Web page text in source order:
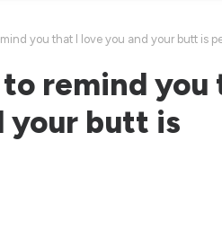
you that I love you and your butt is
remind you
your butt is